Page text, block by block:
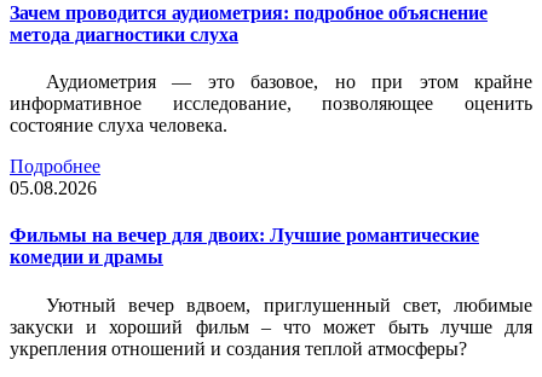
Зачем проводится аудиометрия: подробное объяснение
метода диагностики слуха
Аудиометрия — это базовое, но при этом крайне
информативное исследование, позволяющее оценить
состояние слуха человека.
Подробнее
05.08.2026
Фильмы на вечер для двоих: Лучшие романтические
комедии и драмы
Уютный вечер вдвоем, приглушенный свет, любимые
закуски и хороший фильм – что может быть лучше для
укрепления отношений и создания теплой атмосферы?